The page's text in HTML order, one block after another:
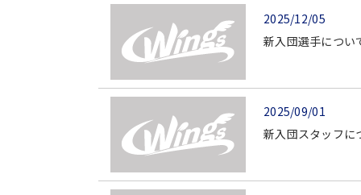
2025/12/05
新入団選手につい
2025/09/01
新入団スタッフに